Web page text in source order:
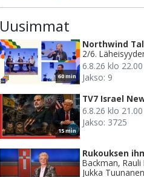
Uusimmat
60 min
Northwind
2/6.
6.8.26 klo 22.00
Jakso: 9
15 min
TV7 Israel
6.8.26 klo 21.00
Jakso: 3725
Rukouksen
Backman,
Jukka